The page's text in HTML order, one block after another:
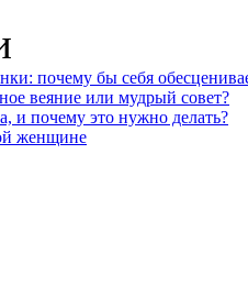
почему бы себя
веяние или мудрый совет?
и почему это нужно делать?
женщине